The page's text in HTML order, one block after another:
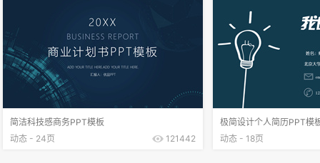
简洁科技感商务PPT模板
动态 - 24页
121442
极简设计个人简历PPT模
动态 - 18页